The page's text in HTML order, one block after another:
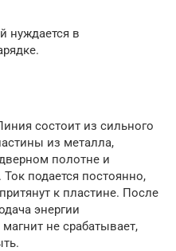
нуждается в
состоит из сильного
из металла,
полотне и
подается постоянно,
к пластине. После
энергии
не срабатывает,